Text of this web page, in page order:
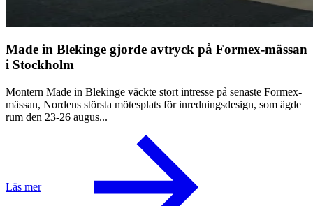
Made in Blekinge gjorde avtryck på Formex-mässan
i Stockholm
Montern Made in Blekinge väckte stort intresse på senaste Formex-
mässan, Nordens största mötesplats för inredningsdesign, som ägde
rum den 23-26 augus...
Läs mer